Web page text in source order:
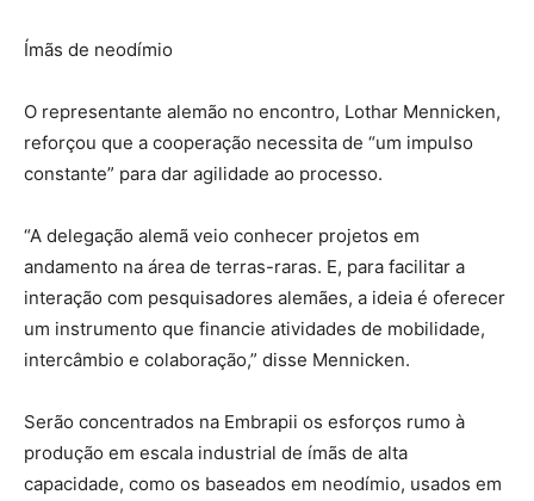
Ímãs de neodímio
O representante alemão no encontro, Lothar Mennicken,
reforçou que a cooperação necessita de “um impulso
constante” para dar agilidade ao processo.
“A delegação alemã veio conhecer projetos em
andamento na área de terras-raras. E, para facilitar a
interação com pesquisadores alemães, a ideia é oferecer
um instrumento que financie atividades de mobilidade,
intercâmbio e colaboração,” disse Mennicken.
Serão concentrados na Embrapii os esforços rumo à
produção em escala industrial de ímãs de alta
capacidade, como os baseados em neodímio, usados em